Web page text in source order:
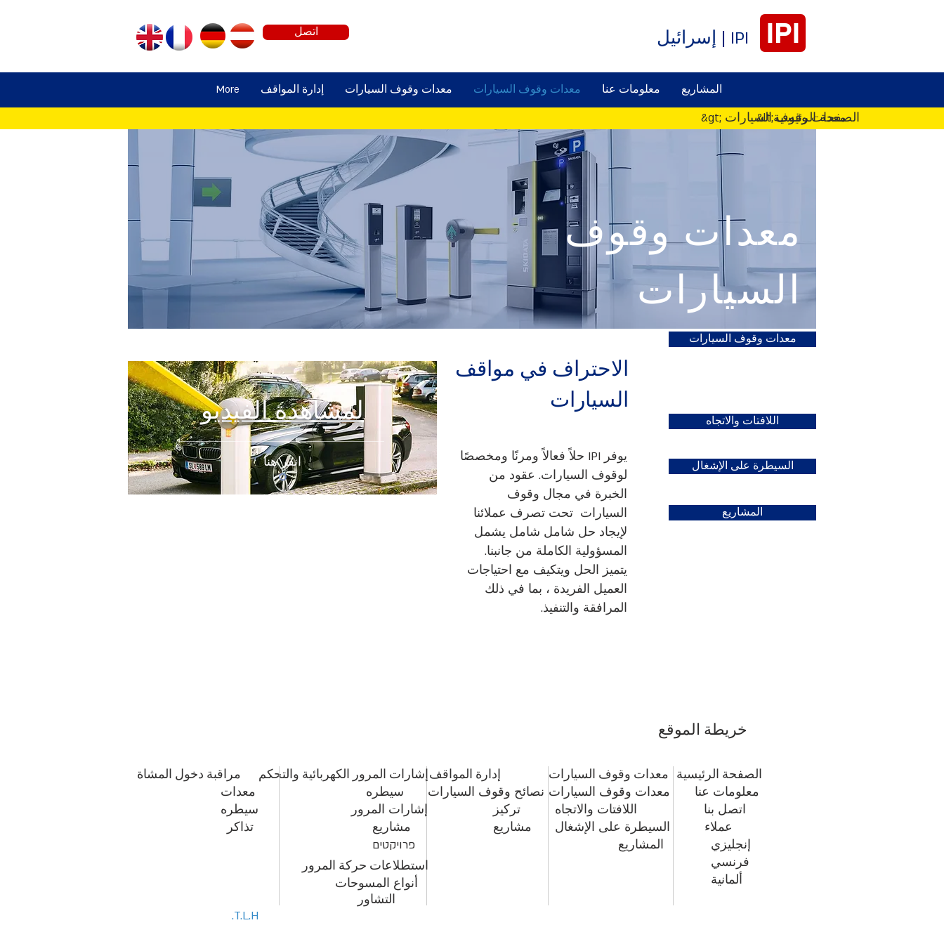
IPI IPI | إسرائيل اتصل
المشاريع معلومات عنا معدات وقوف السيارات معدات وقوف السيارات إدارة المواقف More
&lt;الصفحة الرئيسية
&gt; معدات وقوف السيارات
معدات وقوف
السيارات
معدات وقوف السيارات
اللافتات والاتجاه
السيطرة على الإشغال
المشاريع
الاحتراف في مواقف
السيارات
يوفر IPI حلاً فعالاً ومرنًا ومخصصًا
لوقوف السيارات. عقود من
الخبرة في مجال وقوف
السيارات تحت تصرف عملائنا
لإيجاد حل شامل شامل يشمل
المسؤولية الكاملة من جانبنا.
يتميز الحل ويتكيف مع احتياجات
العميل الفريدة ، بما في ذلك
المرافقة والتنفيذ.
لمشاهدة الفيديو
انقر هنا
خريطة الموقع
الصفحة الرئيسية
معلومات عنا
اتصل بنا
عملاء
إنجليزي
فرنسي
ألمانية
معدات وقوف السيارات
معدات وقوف السيارات
اللافتات والاتجاه
السيطرة على الإشغال
المشاريع
إدارة المواقف
نصائح وقوف السيارات
تركيز
مشاريع
إشارات المرور الكهربائية والتحكم
سيطره
إشارات المرور
مشاريع
פרויקטים
استطلاعات حركة المرور
أنواع المسوحات
التشاور
مراقبة دخول المشاة
معدات
سيطره
تذاكر
T.L.H.